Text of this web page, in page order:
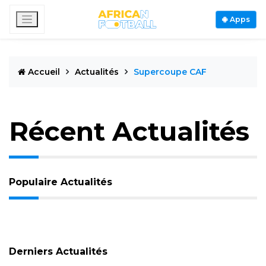
Apps
Accueil Actualités Supercoupe CAF
Récent Actualités
Populaire Actualités
Derniers Actualités